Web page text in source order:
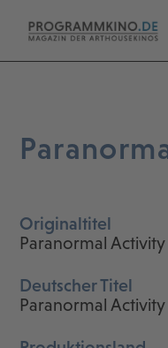
Originaltitel
Paranormal Activity
Deutscher Titel
Paranormal Activity